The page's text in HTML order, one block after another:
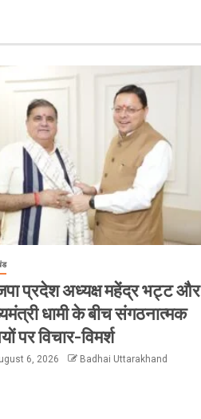
प्रदेश अध्यक्ष महेंद्र भट्ट और
धामी के बीच संगठनात्मक
पर विचार-विमर्श
6, 2026 Badhai Uttarakhand